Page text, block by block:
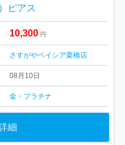
ピアス
10,300 円
さすがやベイシア栗橋店
08月10日
金・プラチナ
細